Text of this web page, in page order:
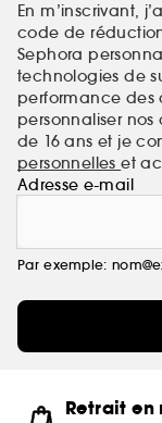
En m’inscrivant,
code de
Sephora
technologies de
performance
personnaliser
de 16 ans et je
personnelleset
Adresse e-mail
Par exemple:
Retrait